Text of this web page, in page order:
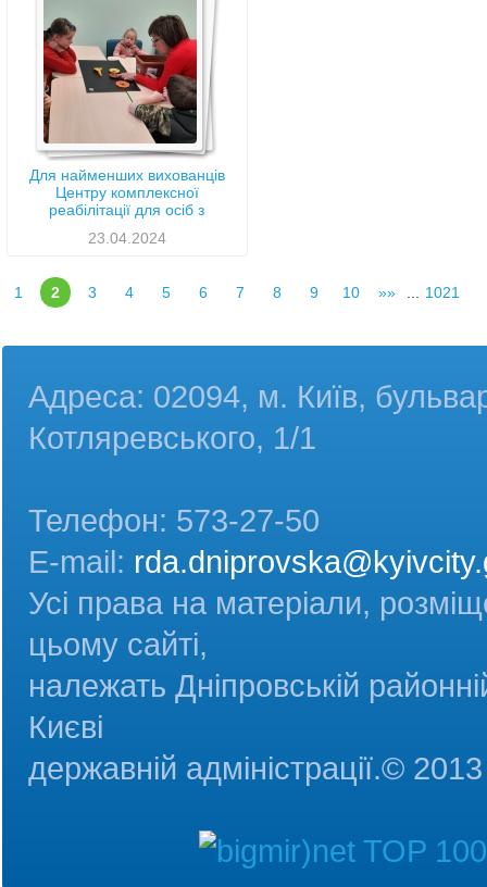
Для найменших вихованців
Центру комплексної
реабілітації для осіб з
до Всесвітнього дня Землі
23.04.2024
1 2 3 4 5 6 7 8 9 10 »» 1021
Адреса: 02094, м. Київ,
Котляревського, 1/1
Телефон: 573-27-50
E-mail:
Усі права на матеріали,
цьому сайті,
належать Дніпровській
Києві
державній